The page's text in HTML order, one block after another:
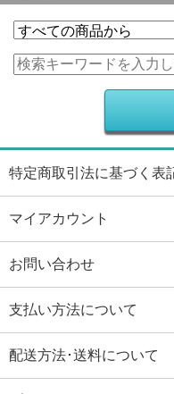
特定商取引法に基づく表
マイアカウント
お問い合わせ
支払い方法について
配送方法･送料について